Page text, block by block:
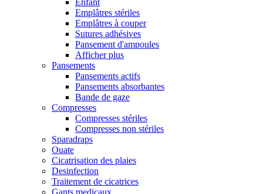
Emplâtres stériles
Emplâtres à couper
Sutures adhésives
Pansement d'ampoules
Afficher plus
Pansements
Pansements actifs
Pansements absorbantes
Bande de gaze
Compresses
Compresses stériles
Compresses non stériles
Sparadraps
Ouate
Cicatrisation des plaies
Desinfection
Traitement de cicatrices
Gants medicaux